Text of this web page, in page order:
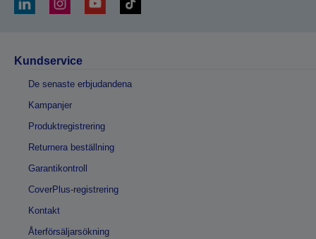
Kundservice
De senaste erbjudandena
Kampanjer
Produktregistrering
Returnera beställning
Garantikontroll
CoverPlus-registrering
Kontakt
Återförsäljarsökning